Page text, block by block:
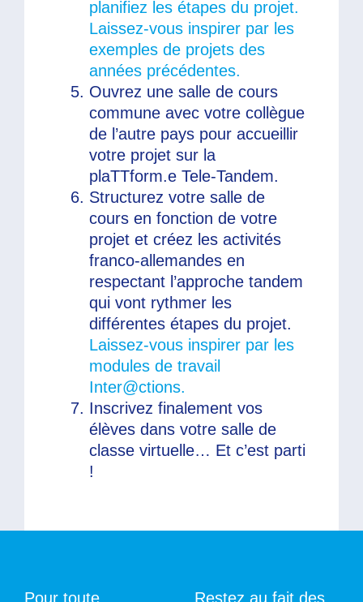
planifiez les étapes du projet.
Laissez-vous inspirer par les
exemples de projets des
années précédentes.
Ouvrez une salle de cours
commune avec votre collègue
de l’autre pays pour accueillir
votre projet sur la
plaTTform.e Tele-Tandem.
Structurez votre salle de
cours en fonction de votre
projet et créez les activités
franco-allemandes en
respectant l’approche tandem
qui vont rythmer les
différentes étapes du projet.
Laissez-vous inspirer par les
modules de travail
Inter@ctions.
Inscrivez finalement vos
élèves dans votre salle de
classe virtuelle… Et c’est parti
!
Pour toute Restez au fait des